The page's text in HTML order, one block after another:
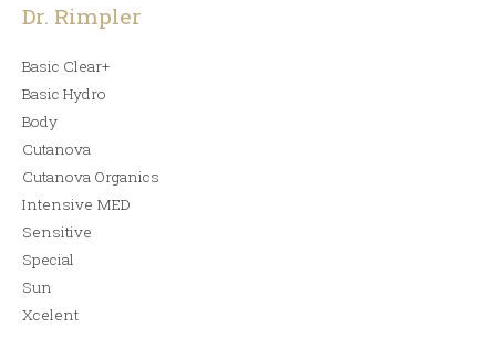
Dr. Rimpler
Basic Clear+
Basic Hydro
Body
Cutanova
Cutanova Organics
Intensive MED
Sensitive
Special
Sun
Xcelent